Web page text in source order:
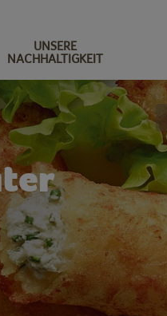
UNSERE
NACHHALTIGKEIT